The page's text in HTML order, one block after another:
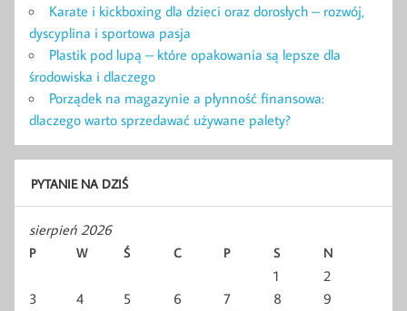
Karate i kickboxing dla dzieci oraz dorosłych – rozwój,
dyscyplina i sportowa pasja
Plastik pod lupą – które opakowania są lepsze dla
środowiska i dlaczego
Porządek na magazynie a płynność finansowa:
dlaczego warto sprzedawać używane palety?
PYTANIE NA DZIŚ
sierpień 2026
P W Ś C P S N
1
2
3
4 5 6 7 8
9